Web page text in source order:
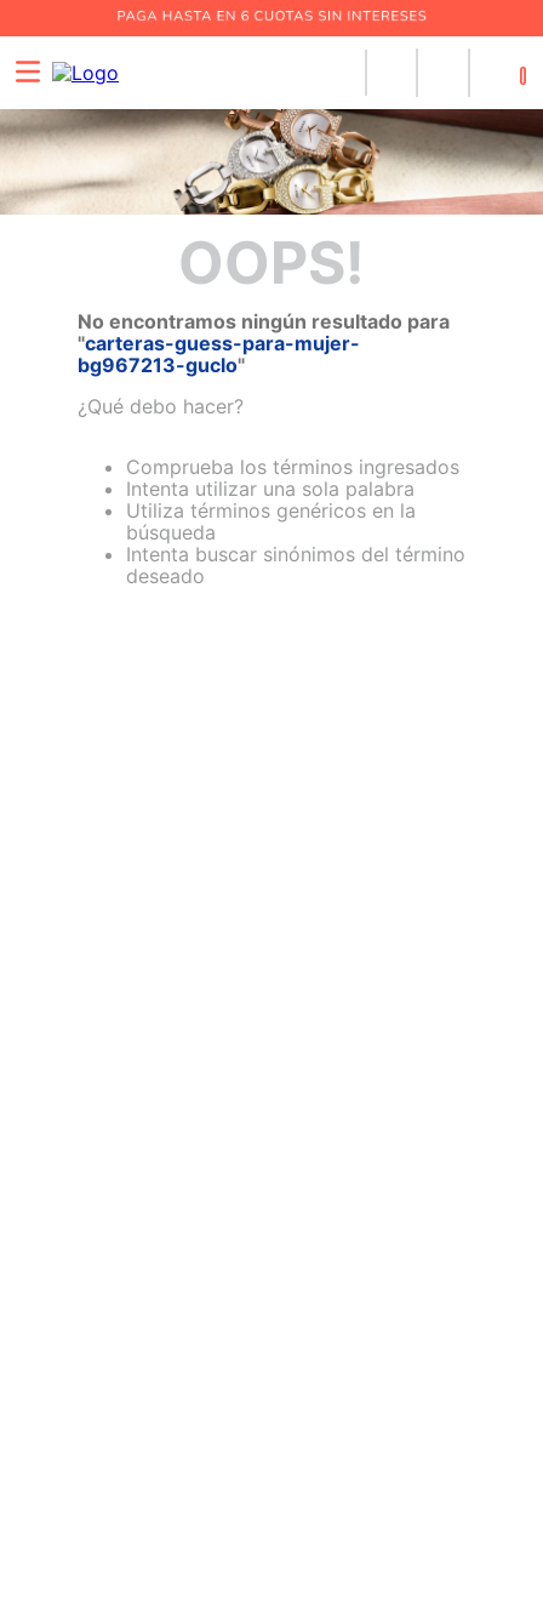
0
OOPS!
No encontramos ningún resultado para
"carteras-guess-para-mujer-
bg967213-guclo"
¿Qué debo hacer?
Comprueba los términos ingresados
Intenta utilizar una sola palabra
Utiliza términos genéricos en la
búsqueda
Intenta buscar sinónimos del término
deseado